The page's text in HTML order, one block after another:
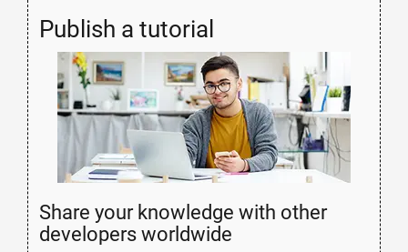
Publish a tutorial
Share your knowledge with other
developers worldwide